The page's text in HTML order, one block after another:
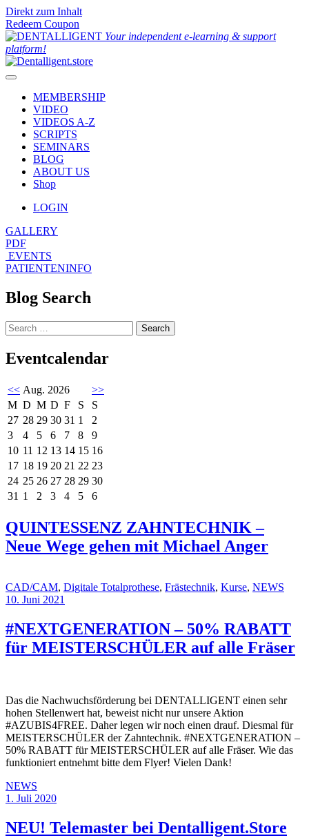
Direkt zum Inhalt
Redeem Coupon
Your independent e-learning & support
platform!
MEMBERSHIP
VIDEO
VIDEOS A-Z
SCRIPTS
SEMINARS
BLOG
ABOUT US
Shop
LOGIN
GALLERY
PDF
EVENTS
PATIENTENINFO
Blog Search
Search
Eventcalendar
<< Aug. 2026
>>
M D M D F S
S
27 28 29 30 31 1
2
3
4 5 6 7 8
9
10 11 12 13 14 15 16
17 18 19 20 21 22 23
24 25 26 27 28 29 30
31 1 2 3 4 5 6
QUINTESSENZ ZAHNTECHNIK –
Neue Wege gehen mit Michael Anger
CAD/CAM, Digitale Totalprothese, Frästechnik, Kurse, NEWS
10. Juni 2021
#NEXTGENERATION – 50% RABATT
für MEISTERSCHÜLER auf alle Fräser
Das die Nachwuchsförderung bei DENTALLIGENT einen sehr
hohen Stellenwert hat, beweist nicht nur unsere Aktion
#AZUBIS4FREE. Daher legen wir noch einen drauf. Diesmal für
MEISTERSCHÜLER der Zahntechnik. #NEXTGENERATION –
50% RABATT für MEISTERSCHÜLER auf alle Fräser. Wie das
funktioniert entnehmt bitte dem Flyer! Vielen Dank!
NEWS
1. Juli 2020
NEU! Telemaster bei Dentalligent.Store